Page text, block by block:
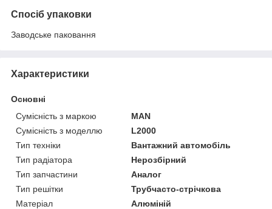
Спосіб упаковки
Заводське паковання
Характеристики
Основні
Сумісність з маркою
MAN
Сумісність з моделлю
L2000
Тип техніки
Вантажний автомобіль
Тип радіатора
Нерозбірний
Тип запчастини
Аналог
Тип решітки
Трубчасто-стрічкова
Матеріал
Алюміній